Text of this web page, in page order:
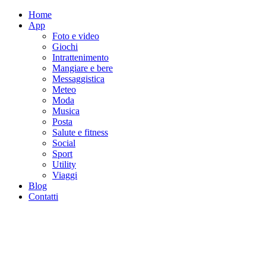
Home
App
Foto e video
Giochi
Intrattenimento
Mangiare e bere
Messaggistica
Meteo
Moda
Musica
Posta
Salute e fitness
Social
Sport
Utility
Viaggi
Blog
Contatti